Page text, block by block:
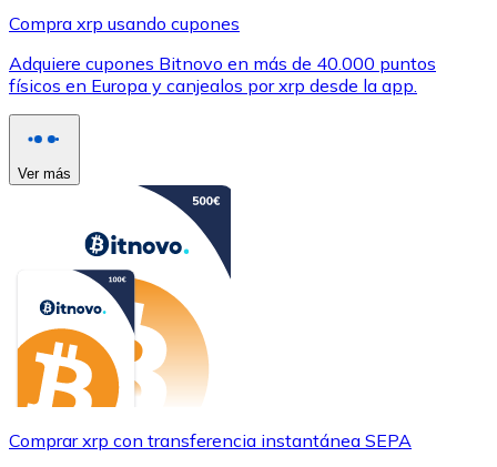
Compra xrp usando cupones
Adquiere cupones Bitnovo en más de 40.000 puntos
físicos en Europa y canjealos por xrp desde la app.
Ver más
Comprar xrp con transferencia instantánea SEPA